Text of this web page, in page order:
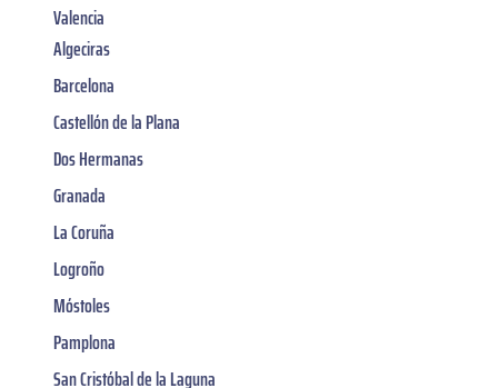
Valencia
Algeciras
Barcelona
Castellón de la Plana
Dos Hermanas
Granada
La Coruña
Logroño
Móstoles
Pamplona
San Cristóbal de la Laguna